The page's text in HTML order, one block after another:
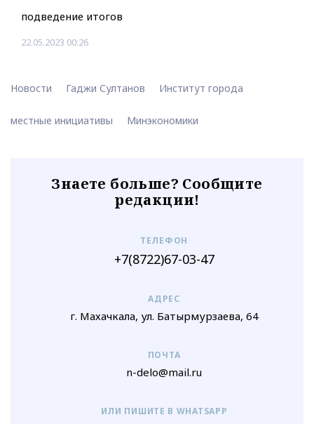
подведение итогов
22.05.2023 00:26
Новости Гаджи Султанов Институт города
местные инициативы Минэкономики
Знаете больше? Сообщите
редакции!
ТЕЛЕФОН
+7(8722)67-03-47
АДРЕС
г. Махачкала, ул. Батырмурзаева, 64
ПОЧТА
n-delo@mail.ru
ИЛИ ПИШИТЕ В WHATSAPP